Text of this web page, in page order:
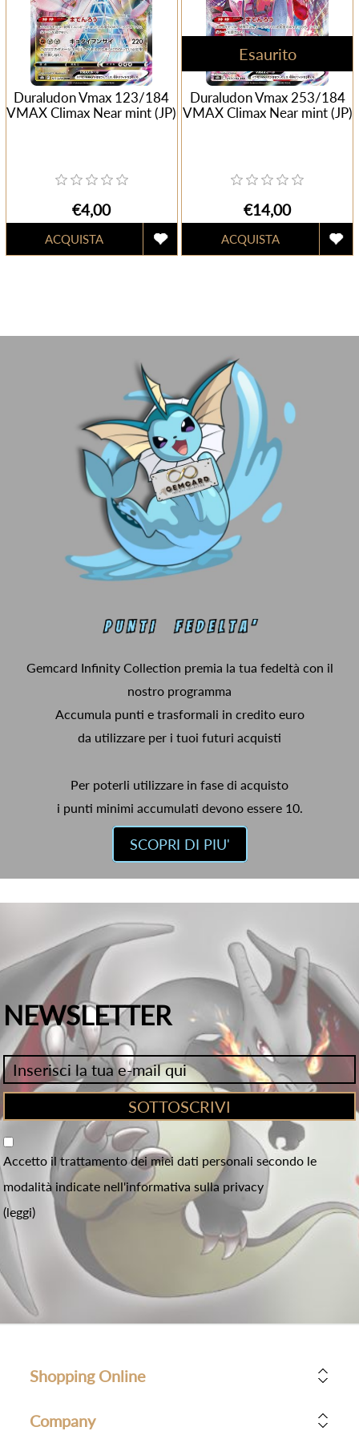
Duraludon Vmax 123/184
VMAX Climax Near mint (JP)
€4,00
Esaurito
Duraludon Vmax 253/184
VMAX Climax Near mint (JP)
€14,00
Gemcard Infinity Collection premia la tua fedeltà con il
nostro programma
Accumula punti e trasformali in credito euro
da utilizzare per i tuoi futuri acquisti
Per poterli utilizzare in fase di acquisto
i punti minimi accumulati devono essere 10.
SCOPRI DI PIU'
NEWSLETTER
Accetto il trattamento dei miei dati personali secondo le
modalità indicate nell'informativa sulla privacy
(leggi)
Shopping Online
Company